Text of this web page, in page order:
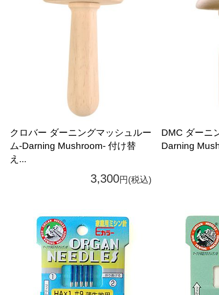
クロバー ダーニングマッシュルー
ム-Darning Mushroom- 付け替
え...
3,300円(税込)
DMC ダーニ
Darning